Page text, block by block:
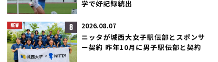
学で好記録続出
8 2026.08.07
ニッタが城西大女子駅伝部とスポンサ
ー契約 昨年10月に男子駅伝部と契約